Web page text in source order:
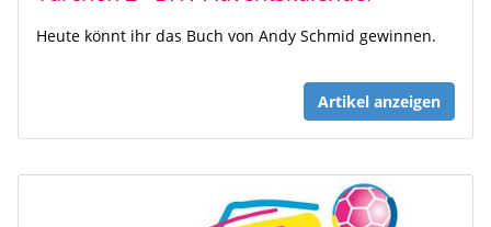
Heute könnt ihr das Buch von Andy Schmid gewinnen.
Artikel anzeigen